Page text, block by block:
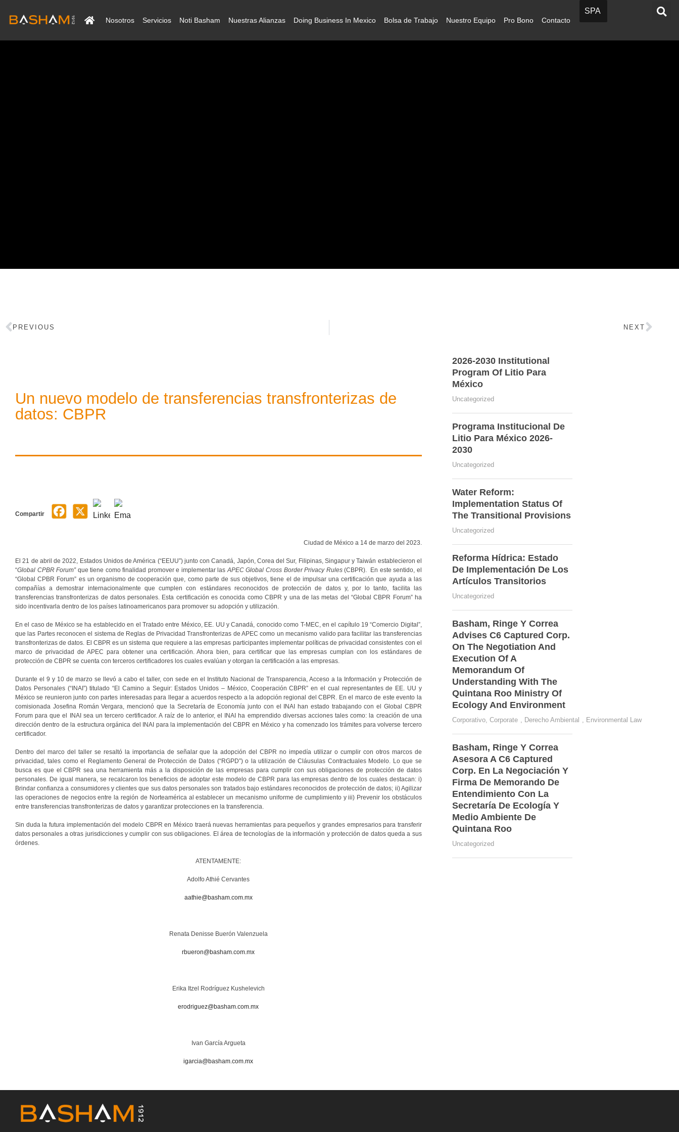
Nosotros Servicios Noti Basham Nuestras Alianzas Doing Business In Mexico Bolsa de Trabajo Nuestro Equipo Pro Bono Contacto
SPA
PREVIOUS NEXT
Un nuevo modelo de transferencias transfronterizas de
datos: CBPR
Compartir
Ciudad de México a 14 de marzo del 2023.
El 21 de abril de 2022, Estados Unidos de América (“EEUU”) junto con Canadá, Japón, Corea del Sur, Filipinas, Singapur y Taiwán establecieron el
“Global CPBR Forum”que tiene como finalidad promover e implementar las APEC Global Cross Border Privacy Rules(CBPR). En este sentido, el
“Global CPBR Forum” es un organismo de cooperación que, como parte de sus objetivos, tiene el de impulsar una certificación que ayuda a las
compañías a demostrar internacionalmente que cumplen con estándares reconocidos de protección de datos y, por lo tanto, facilita las
transferencias transfronterizas de datos personales. Esta certificación es conocida como CBPR y una de las metas del “Global CBPR Forum” ha
sido incentivarla dentro de los países latinoamericanos para promover su adopción y utilización.
En el caso de México se ha establecido en el Tratado entre México, EE. UU y Canadá, conocido como T-MEC, en el capítulo 19 “Comercio Digital”,
que las Partes reconocen el sistema de Reglas de Privacidad Transfronterizas de APEC como un mecanismo valido para facilitar las transferencias
transfronterizas de datos. El CBPR es un sistema que requiere a las empresas participantes implementar políticas de privacidad consistentes con el
marco de privacidad de APEC para obtener una certificación. Ahora bien, para certificar que las empresas cumplan con los estándares de
protección de CBPR se cuenta con terceros certificadores los cuales evalúan y otorgan la certificación a las empresas.
Durante el 9 y 10 de marzo se llevó a cabo el taller, con sede en el Instituto Nacional de Transparencia, Acceso a la Información y Protección de
Datos Personales (“INAI”) titulado “El Camino a Seguir: Estados Unidos – México, Cooperación CBPR” en el cual representantes de EE. UU y
México se reunieron junto con partes interesadas para llegar a acuerdos respecto a la adopción regional del CBPR. En el marco de este evento la
comisionada Josefina Román Vergara, mencionó que la Secretaría de Economía junto con el INAI han estado trabajando con el Global CBPR
Forum para que el INAI sea un tercero certificador. A raíz de lo anterior, el INAI ha emprendido diversas acciones tales como: la creación de una
dirección dentro de la estructura orgánica del INAI para la implementación del CBPR en México y ha comenzado los trámites para volverse tercero
certificador.
Dentro del marco del taller se resaltó la importancia de señalar que la adopción del CBPR no impedía utilizar o cumplir con otros marcos de
privacidad, tales como el Reglamento General de Protección de Datos (“RGPD”) o la utilización de Cláusulas Contractuales Modelo. Lo que se
busca es que el CBPR sea una herramienta más a la disposición de las empresas para cumplir con sus obligaciones de protección de datos
personales. De igual manera, se recalcaron los beneficios de adoptar este modelo de CBPR para las empresas dentro de los cuales destacan: i)
Brindar confianza a consumidores y clientes que sus datos personales son tratados bajo estándares reconocidos de protección de datos; ii) Agilizar
las operaciones de negocios entre la región de Norteamérica al establecer un mecanismo uniforme de cumplimiento y iii) Prevenir los obstáculos
entre transferencias transfronterizas de datos y garantizar protecciones en la transferencia.
Sin duda la futura implementación del modelo CBPR en México traerá nuevas herramientas para pequeños y grandes empresarios para transferir
datos personales a otras jurisdicciones y cumplir con sus obligaciones. El área de tecnologías de la información y protección de datos queda a sus
órdenes.
ATENTAMENTE:
Adolfo Athié Cervantes
aathie@basham.com.mx
Renata Denisse Buerón Valenzuela
rbueron@basham.com.mx
Erika Itzel Rodríguez Kushelevich
erodriguez@basham.com.mx
Ivan García Argueta
igarcia@basham.com.mx
2026-2030 Institutional
Program Of Litio Para
México
Uncategorized
Programa Institucional De
Litio Para México 2026-
2030
Uncategorized
Water Reform:
Implementation Status Of
The Transitional Provisions
Uncategorized
Reforma Hídrica: Estado
De Implementación De Los
Artículos Transitorios
Uncategorized
Basham, Ringe Y Correa
Advises C6 Captured Corp.
On The Negotiation And
Execution Of A
Memorandum Of
Understanding With The
Quintana Roo Ministry Of
Ecology And Environment
Corporativo, Corporate , Derecho Ambiental , Environmental Law
Basham, Ringe Y Correa
Asesora A C6 Captured
Corp. En La Negociación Y
Firma De Memorando De
Entendimiento Con La
Secretaría De Ecología Y
Medio Ambiente De
Quintana Roo
Uncategorized